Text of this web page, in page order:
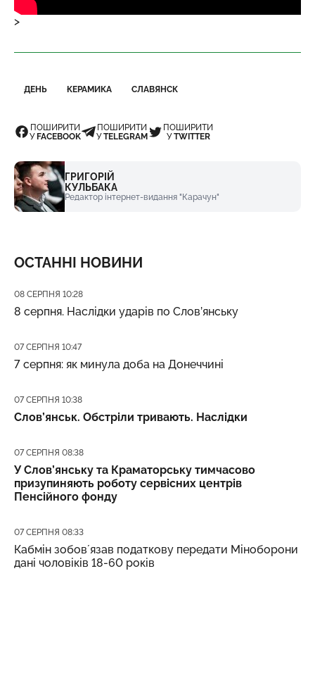
>
ДЕНЬ КЕРАМИКА СЛАВЯНСК
ПОШИРИТИ
У FACEBOOK
ПОШИРИТИ
УTELEGRAM
ПОШИРИТИ
УTWITTER
ГРИГОРІЙ
КУЛЬБАКА
Редактор інтернет-видання "Карачун"
ОСТАННІ НОВИНИ
Дата публікації
08 СЕРПНЯ 10:28
8 серпня. Наслідки ударів по Слов’янську
Дата публікації
07 СЕРПНЯ 10:47
7 серпня: як минула доба на Донеччині
Дата публікації
07 СЕРПНЯ 10:38
Слов’янськ. Обстріли тривають. Наслідки
Дата публікації
07 СЕРПНЯ 08:38
У Слов’янську та Краматорську тимчасово
призупиняють роботу сервісних центрів
Пенсійного фонду
Дата публікації
07 СЕРПНЯ 08:33
Кабмін зобовʼязав податкову передати Міноборони
дані чоловіків 18-60 років